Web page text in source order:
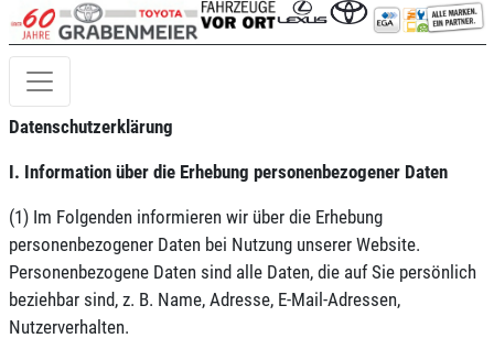
Datenschutzerklärung
I. Information über die Erhebung personenbezogener Daten
(1) Im Folgenden informieren wir über die Erhebung
personenbezogener Daten bei Nutzung unserer Website.
Personenbezogene Daten sind alle Daten, die auf Sie persönlich
beziehbar sind, z. B. Name, Adresse, E-Mail-Adressen,
Nutzerverhalten.